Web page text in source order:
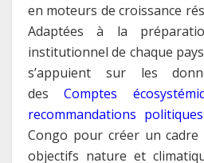
en moteurs de croissance
Adaptées à la
institutionnel de chaque
s’appuient sur les
desComptes
recommandations politiques
Congo pour créer un
objectifs nature et